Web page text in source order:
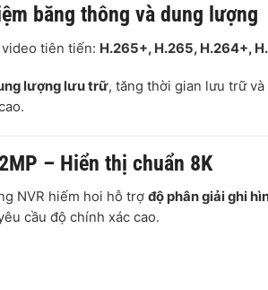
băng thông và dung lượng
tiên tiến: H.265+, H.265, H.264+,
lượng lưu trữ, tăng thời gian lưu trữ
– Hiển thị chuẩn 8K
NVR hiếm hoi hỗ trợ độ phân giải ghi
cầu độ chính xác cao.